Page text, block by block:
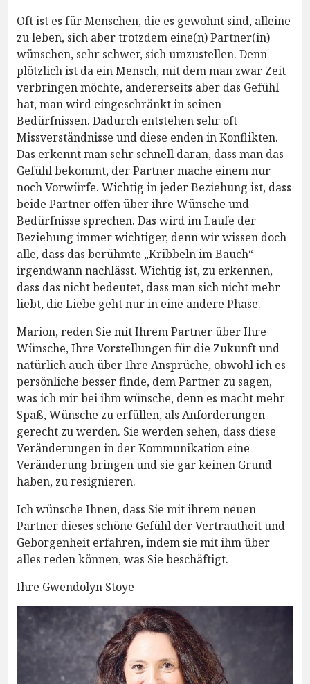
Oft ist es für Menschen, die es gewohnt sind, alleine
zu leben, sich aber trotzdem eine(n) Partner(in)
wünschen, sehr schwer, sich umzustellen. Denn
plötzlich ist da ein Mensch, mit dem man zwar Zeit
verbringen möchte, andererseits aber das Gefühl
hat, man wird eingeschränkt in seinen
Bedürfnissen. Dadurch entstehen sehr oft
Missverständnisse und diese enden in Konflikten.
Das erkennt man sehr schnell daran, dass man das
Gefühl bekommt, der Partner mache einem nur
noch Vorwürfe. Wichtig in jeder Beziehung ist, dass
beide Partner offen über ihre Wünsche und
Bedürfnisse sprechen. Das wird im Laufe der
Beziehung immer wichtiger, denn wir wissen doch
alle, dass das berühmte „Kribbeln im Bauch“
irgendwann nachlässt. Wichtig ist, zu erkennen,
dass das nicht bedeutet, dass man sich nicht mehr
liebt, die Liebe geht nur in eine andere Phase.
Marion, reden Sie mit Ihrem Partner über Ihre
Wünsche, Ihre Vorstellungen für die Zukunft und
natürlich auch über Ihre Ansprüche, obwohl ich es
persönliche besser finde, dem Partner zu sagen,
was ich mir bei ihm wünsche, denn es macht mehr
Spaß, Wünsche zu erfüllen, als Anforderungen
gerecht zu werden. Sie werden sehen, dass diese
Veränderungen in der Kommunikation eine
Veränderung bringen und sie gar keinen Grund
haben, zu resignieren.
Ich wünsche Ihnen, dass Sie mit ihrem neuen
Partner dieses schöne Gefühl der Vertrautheit und
Geborgenheit erfahren, indem sie mit ihm über
alles reden können, was Sie beschäftigt.
Ihre Gwendolyn Stoye